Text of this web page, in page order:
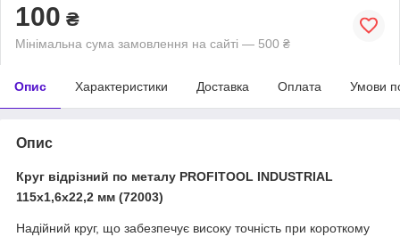
100 ₴
Мінімальна сума замовлення на сайті — 500 ₴
Опис Характеристики Доставка Оплата Умови
Опис
Круг відрізний по металу PROFITOOL INDUSTRIAL
115x1,6x22,2 мм (72003)
Надійний круг, що забезпечує високу точність при короткому